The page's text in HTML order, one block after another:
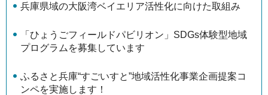
兵庫県域の大阪湾ベイエリア活性化に向けた取組み
「ひょうごフィールドパビリオン」SDGs体験型地域
プログラムを募集しています
ふるさと兵庫“すごいすと”地域活性化事業企画提案コ
ンペを実施します！